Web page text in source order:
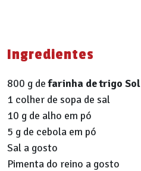
Ingredientes
800 g defarinha de trigo Sol
1 colher de sopa de sal
10 g de alho em pó
5 g de cebola em pó
Sal a gosto
Pimenta do reino a gosto